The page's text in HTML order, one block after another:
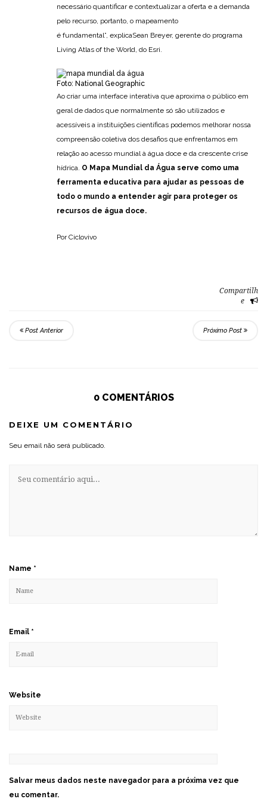
necessário quantificar e contextualizar a oferta e a demanda
pelo recurso, portanto, o mapeamento
é fundamental”, explicaSean Breyer, gerente do programa
Living Atlas of the World, do Esri.
Foto: National Geographic
Ao criar uma interface interativa que aproxima o público em
geral de dados que normalmente só são utilizados e
acessíveis a instituições científicas podemos melhorar nossa
compreensão coletiva dos desafios que enfrentamos em
relação ao acesso mundial à água doce e da crescente crise
hídrica. O Mapa Mundial da Água serve como uma
ferramenta educativa para ajudar as pessoas de
todo o mundo a entender agir para proteger os
recursos de água doce.
Por Ciclovivo
Compartilh
e
Post Anterior Próximo Post
0 COMENTÁRIOS
DEIXE UM COMENTÁRIO
Seu email não será publicado.
Name *
Email *
Website
Salvar meus dados neste navegador para a próxima vez que
eu comentar.